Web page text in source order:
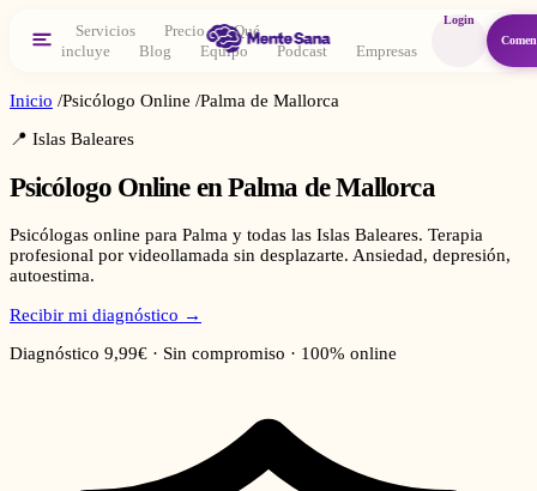
Servicios Precio
Qué
incluye
Blog Equipo Podcast Empresas
Login
Inicio /Psicólogo Online /Palma de Mallorca
📍 Islas Baleares
Psicólogo Online en Palma de Mallorca
Psicólogas online para Palma y todas las Islas Baleares. Terapia
profesional por videollamada sin desplazarte. Ansiedad, depresión,
autoestima.
Recibir mi diagnóstico →
Diagnóstico 9,99€ · Sin compromiso · 100% online